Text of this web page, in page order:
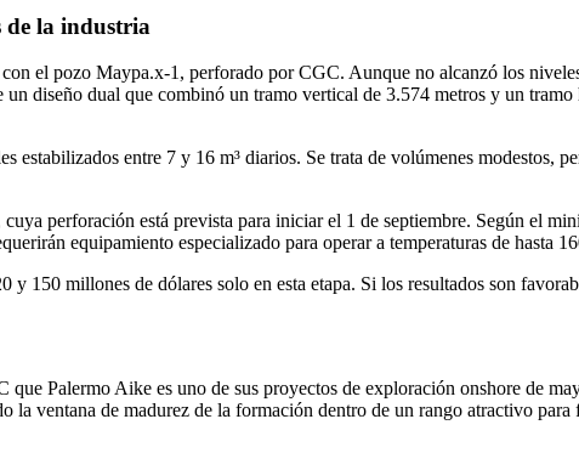
de la industria
el pozo Maypa.x-1, perforado por CGC. Aunque no alcanzó los
diseño dual que combinó un tramo vertical de 3.574 metros y un
estabilizados entre 7 y 16 m³ diarios. Se trata de volúmenes modestos,
perforación está prevista para iniciar el 1 de septiembre. Según el
equipamiento especializado para operar a temperaturas de hasta
150 millones de dólares solo en esta etapa. Si los resultados son
Palermo Aike es uno de sus proyectos de exploración onshore de
ventana de madurez de la formación dentro de un rango atractivo para